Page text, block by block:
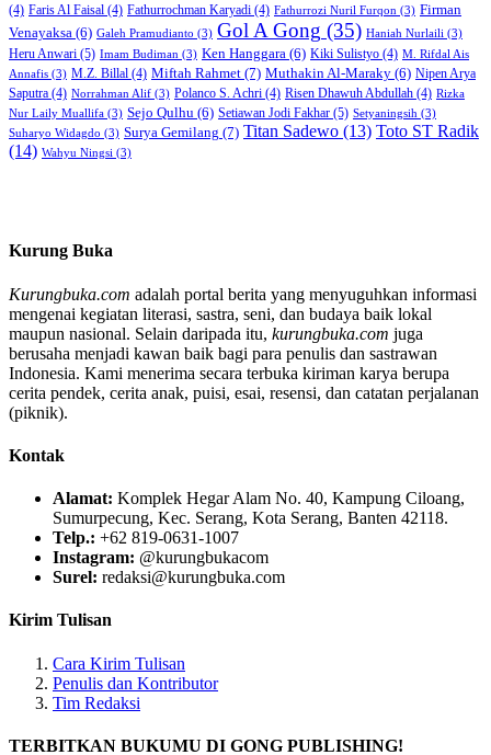
(4) Faris Al Faisal (4) Fathurrochman Karyadi (4) Fathurrozi Nuril Furqon (3) Firman
Venayaksa (6) Galeh Pramudianto (3) Gol A Gong (35) Haniah Nurlaili (3)
Heru Anwari (5) Imam Budiman (3) Ken Hanggara (6) Kiki Sulistyo (4) M. Rifdal Ais
Annafis (3) M.Z. Billal (4) Miftah Rahmet (7) Muthakin Al-Maraky (6) Nipen Arya
Saputra (4) Norrahman Alif (3) Polanco S. Achri (4) Risen Dhawuh Abdullah (4) Rizka
Nur Laily Muallifa (3) Sejo Qulhu (6) Setiawan Jodi Fakhar (5) Setyaningsih (3)
Suharyo Widagdo (3) Surya Gemilang (7) Titan Sadewo (13) Toto ST Radik
(14) Wahyu Ningsi (3)
Kurung Buka
Kurungbuka.com adalah portal berita yang menyuguhkan informasi
mengenai kegiatan literasi, sastra, seni, dan budaya baik lokal
maupun nasional. Selain daripada itu, kurungbuka.com juga
berusaha menjadi kawan baik bagi para penulis dan sastrawan
Indonesia. Kami menerima secara terbuka kiriman karya berupa
cerita pendek, cerita anak, puisi, esai, resensi, dan catatan perjalanan
(piknik).
Kontak
Alamat: Komplek Hegar Alam No. 40, Kampung Ciloang,
Sumurpecung, Kec. Serang, Kota Serang, Banten 42118.
Telp.: +62 819-0631-1007
Instagram: @kurungbukacom
Surel: redaksi@kurungbuka.com
Kirim Tulisan
Cara Kirim Tulisan
Penulis dan Kontributor
Tim Redaksi
TERBITKAN BUKUMU DI GONG PUBLISHING!